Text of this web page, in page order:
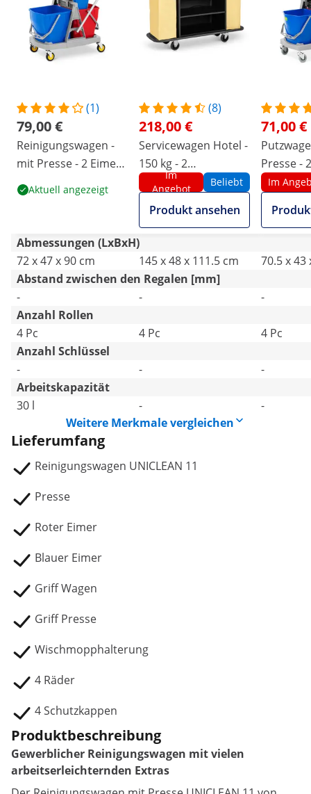
(1)
79,00 €
Reinigungswagen -
mit Presse - 2 Eimer -
36 L
Aktuell angezeigt
(8)
218,00 €
Servicewagen Hotel -
150 kg - 2
Wäschebeutel
Im
Angebot
Beliebt
Produkt ansehen
71,00 €
Presse -
17 L
Im
Abmessungen (LxBxH)
72 x 47 x 90 cm
145 x 48 x 111.5 cm
70.5 x 43
Abstand zwischen den Regalen [mm]
-
-
-
Anzahl Rollen
4 Pc
4 Pc
4 Pc
Anzahl Schlüssel
-
-
-
Arbeitskapazität
30 l
-
-
Weitere Merkmale vergleichen
Lieferumfang
Reinigungswagen UNICLEAN 11
Presse
Roter Eimer
Blauer Eimer
Griff Wagen
Griff Presse
Wischmopphalterung
4 Räder
4 Schutzkappen
Produktbeschreibung
Gewerblicher Reinigungswagen mit vielen
arbeitserleichternden Extras